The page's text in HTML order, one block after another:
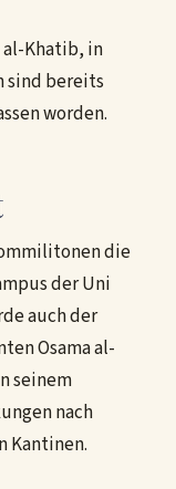
Khatib, in
sind bereits
worden.
die
der Uni
auch der
Osama al-
seinem
nach
Kantinen.